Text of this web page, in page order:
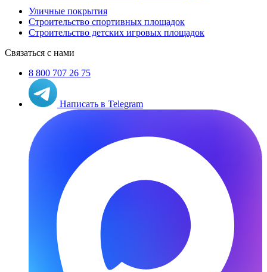
Уличные покрытия
Строительство спортивных площадок
Строительство детских игровых площадок
Связаться с нами
8 800 707 26 75
Написать в Telegram